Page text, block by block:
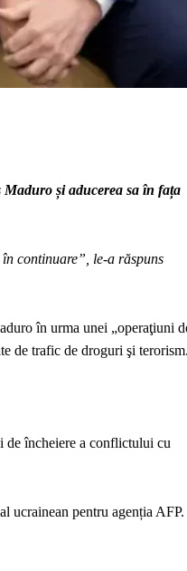
și aducerea sa în fața
continuare”, le-a răspuns
în urma unei „operaţiuni
de trafic de droguri şi terorism.
de încheiere a conflictului cu
ucrainean pentru agenția AFP.